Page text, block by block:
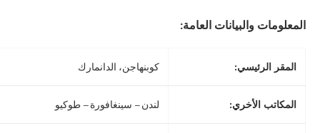
المعلومات والبيانات العامة:
المقر الرئيسي: كوبنهاجن، الدانمارك
المكاتب الأخري: لندن – سينغافورة – طوكيو